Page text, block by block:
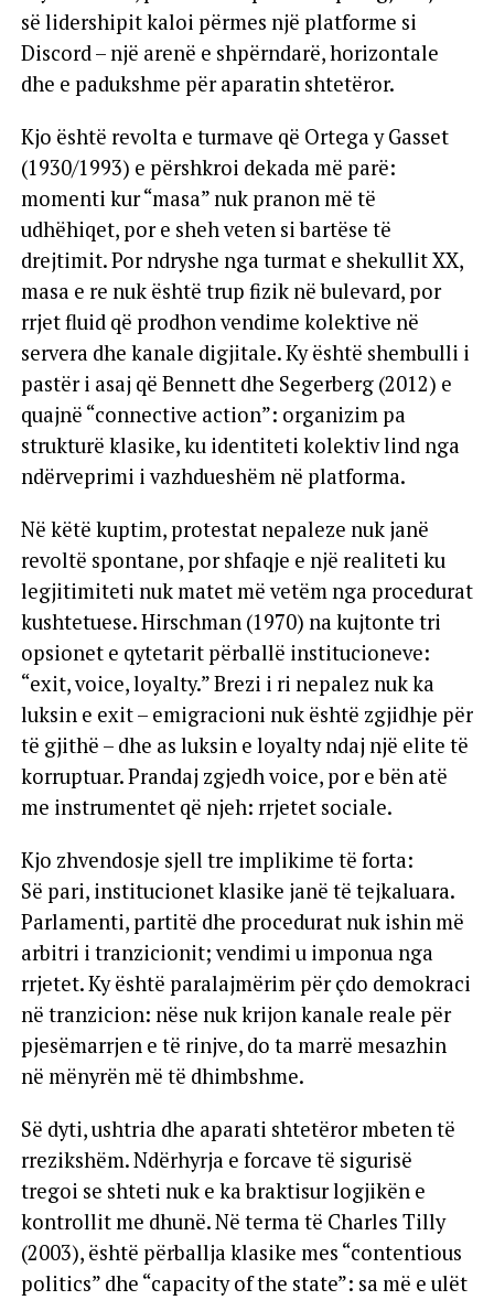
së lidershipit kaloi përmes një platforme si
Discord – një arenë e shpërndarë, horizontale
dhe e padukshme për aparatin shtetëror.
Kjo është revolta e turmave që Ortega y Gasset
(1930/1993) e përshkroi dekada më parë:
momenti kur “masa” nuk pranon më të
udhëhiqet, por e sheh veten si bartëse të
drejtimit. Por ndryshe nga turmat e shekullit XX,
masa e re nuk është trup fizik në bulevard, por
rrjet fluid që prodhon vendime kolektive në
servera dhe kanale digjitale. Ky është shembulli i
pastër i asaj që Bennett dhe Segerberg (2012) e
quajnë “connective action”: organizim pa
strukturë klasike, ku identiteti kolektiv lind nga
ndërveprimi i vazhdueshëm në platforma.
Në këtë kuptim, protestat nepaleze nuk janë
revoltë spontane, por shfaqje e një realiteti ku
legjitimiteti nuk matet më vetëm nga procedurat
kushtetuese. Hirschman (1970) na kujtonte tri
opsionet e qytetarit përballë institucioneve:
“exit, voice, loyalty.” Brezi i ri nepalez nuk ka
luksin e exit – emigracioni nuk është zgjidhje për
të gjithë – dhe as luksin e loyalty ndaj një elite të
korruptuar. Prandaj zgjedh voice, por e bën atë
me instrumentet që njeh: rrjetet sociale.
Kjo zhvendosje sjell tre implikime të forta:
Së pari, institucionet klasike janë të tejkaluara.
Parlamenti, partitë dhe procedurat nuk ishin më
arbitri i tranzicionit; vendimi u imponua nga
rrjetet. Ky është paralajmërim për çdo demokraci
në tranzicion: nëse nuk krijon kanale reale për
pjesëmarrjen e të rinjve, do ta marrë mesazhin
në mënyrën më të dhimbshme.
Së dyti, ushtria dhe aparati shtetëror mbeten të
rrezikshëm. Ndërhyrja e forcave të sigurisë
tregoi se shteti nuk e ka braktisur logjikën e
kontrollit me dhunë. Në terma të Charles Tilly
(2003), është përballja klasike mes “contentious
politics” dhe “capacity of the state”: sa më e ulët